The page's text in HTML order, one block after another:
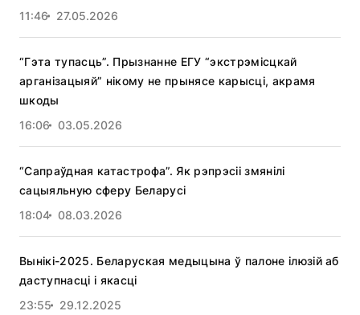
11:46
27.05.2026
“Гэта тупасць”. Прызнанне ЕГУ “экстрэмісцкай
арганізацыяй” нікому не прынясе карысці, акрамя
шкоды
16:06
03.05.2026
“Сапраўдная катастрофа”. Як рэпрэсіі змянілі
сацыяльную сферу Беларусі
18:04
08.03.2026
Вынікі-2025. Беларуская медыцына ў палоне ілюзій аб
даступнасці і якасці
23:55
29.12.2025